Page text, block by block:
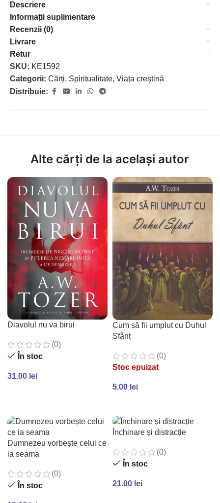
Descriere
Informații suplimentare
Recenzii (0)
Livrare
Retur
SKU: KE1592
Categorii: Cărți, Spiritualitate, Viața creștină
Distribuie:
Alte cărți de la același autor
Diavolul nu va birui
(0)
În stoc
31.00 lei
Cum să fii umplut cu Duhul
Sfânt
(0)
Stoc epuizat
5.00 lei
Dumnezeu vorbește celui ce
ia seama
(0)
În stoc
Închinare și distracție
(0)
În stoc
21.00 lei